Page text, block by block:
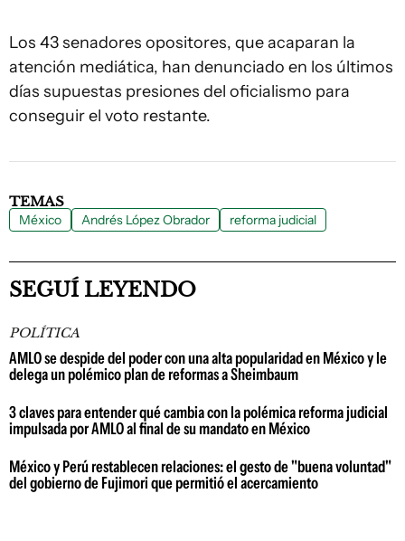
Los 43 senadores opositores, que acaparan la
atención mediática, han denunciado en los últimos
días supuestas presiones del oficialismo para
conseguir el voto restante.
TEMAS
México Andrés López Obrador reforma judicial
SEGUÍ LEYENDO
POLÍTICA
AMLO se despide del poder con una alta popularidad en México y le
delega un polémico plan de reformas a Sheimbaum
3 claves para entender qué cambia con la polémica reforma judicial
impulsada por AMLO al final de su mandato en México
México y Perú restablecen relaciones: el gesto de "buena voluntad"
del gobierno de Fujimori que permitió el acercamiento